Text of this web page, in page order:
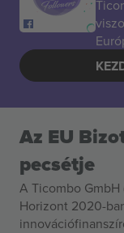
Az EU
pecsétje
A Ticombo GmbH
Horizont 2020-